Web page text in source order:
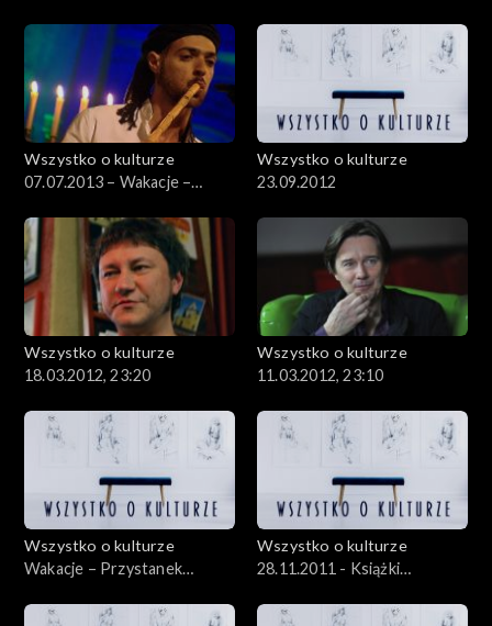
cz.2
Wszystko o kulturze
07.07.2013 – Wakacje –
Wszystko o kulturze
23.09.2012
Wszystko o kulturze
18.03.2012, 23:20
Wszystko o kulturze
11.03.2012, 23:10
Wszystko o kulturze
Wakacje – Przystanek
cz.1
Wszystko o kulturze
28.11.2011 - Książki
poważnie”